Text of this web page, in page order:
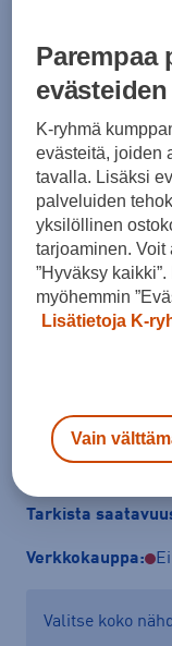
Normaalihinta:
30pv alin hinta:
Väri Pinkki
Koko
36 38
Kokotaulukko
Tarkista
Verkkokauppa:
Valitse koko
Parempaa
K-ryhmä
evästeitä, joiden
tavalla. Lisäksi
palveluiden
yksilöllinen
tarjoaminen.
”Hyväksy
myöhemmin
Lisätietoja K-
Vain